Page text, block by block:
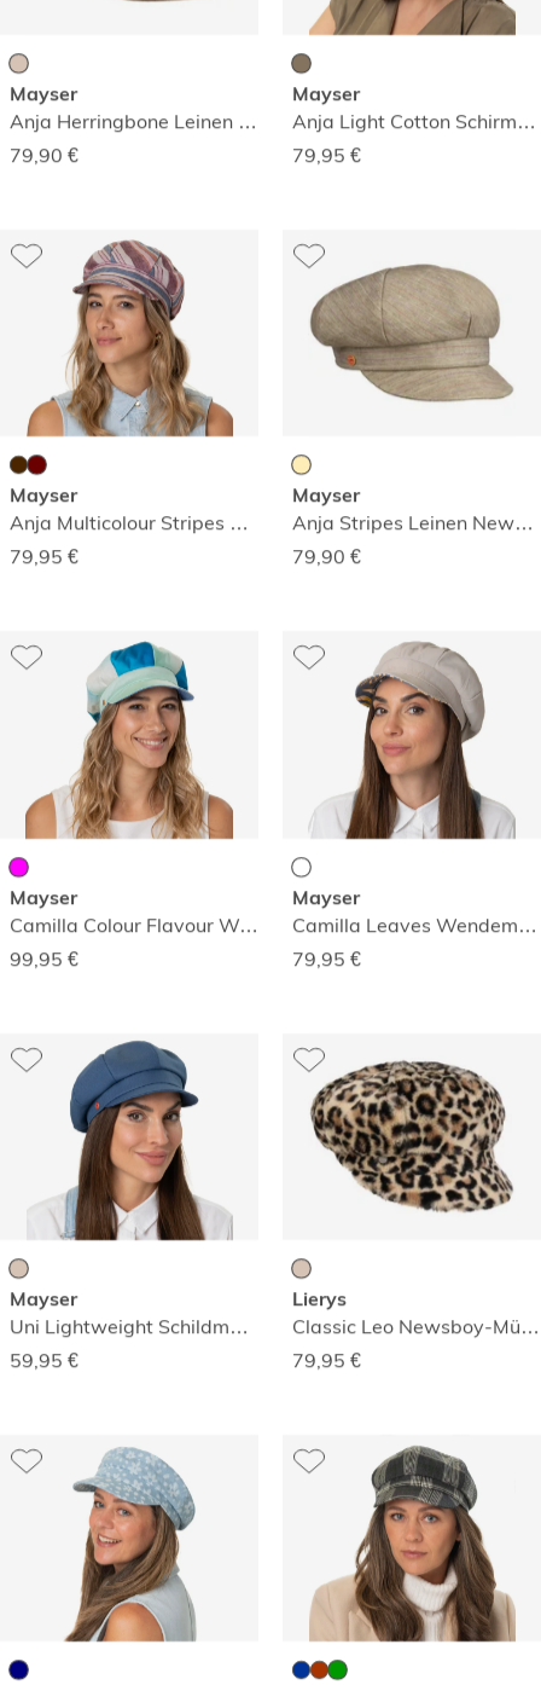
Mayser
Anja Herringbone Leinen Newsboy-Mütze
79,90 €
Mayser
Anja Light Cotton Schirmmütze
79,95 €
Mayser
Anja Multicolour Stripes Schirmmütze
79,95 €
Mayser
Anja Stripes Leinen Newsboy-Mütze
79,90 €
Mayser
Camilla Colour Flavour Wendemütze
99,95 €
Mayser
Camilla Leaves Wendemütze
79,95 €
Mayser
Uni Lightweight Schildmütze
59,95 €
Lierys
Classic Leo Newsboy-Mütze
79,95 €